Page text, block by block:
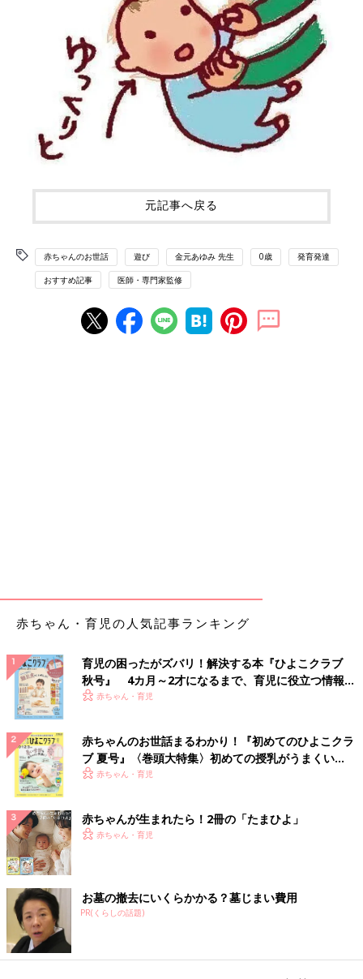
元記事へ戻る
赤ちゃんのお世話 遊び 金元あゆみ 先生 0歳 発育発達
おすすめ記事 医師・専門家監修
赤ちゃん・育児の人気記事ランキング
育児の困ったがズバリ！解決する本『ひよこクラブ
秋号』 4カ月～2才になるまで、育児に役立つ情報が
いっぱい！
赤ちゃん・育児
赤ちゃんのお世話まるわかり！『初めてのひよこクラ
ブ 夏号』〈巻頭大特集〉初めての授乳がうまくい
く！ おっぱい・ミルクの基本と夏のトラブル 解決テ
赤ちゃん・育児
赤ちゃんが生まれたら！2冊の「たまひよ」
赤ちゃん・育児
お墓の撤去にいくらかかる？墓じまい費用
PR(くらしの話題)